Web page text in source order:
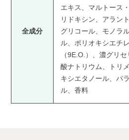
全成分
エキス、マルトース
リドキシン、アラン
グリコール、モノラ
ル、ポリオキシエチ
（9E.O.）、濃グリ
酸ナトリウム、トリ
キシエタノール、パ
ル、香料